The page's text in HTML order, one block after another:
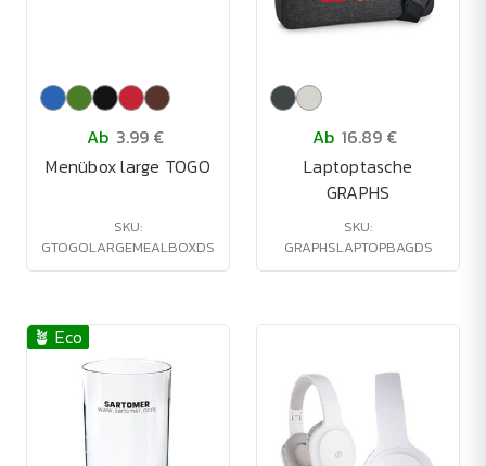
Ab 3.99 €
Menübox large TOGO
SKU:
GTOGOLARGEMEALBOXDS
Ab 16.89 €
Laptoptasche
GRAPHS
SKU:
GRAPHSLAPTOPBAGDS
🪴 Eco